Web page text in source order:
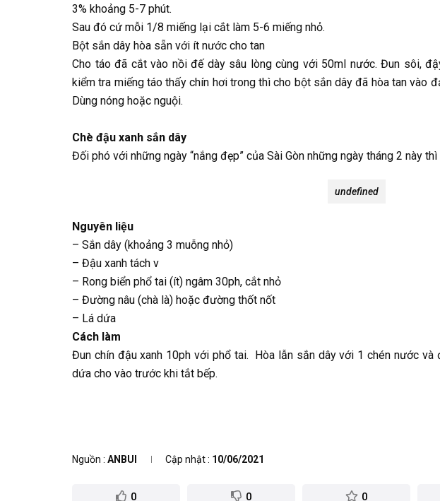
3% khoảng 5-7 phút.
Sau đó cứ mỗi 1/8 miếng lại cắt làm 5-6 miếng nhỏ.
Bột sắn dây hòa sẵn với ít nước cho tan
Cho táo đã cắt vào nồi đế dày sâu lòng cùng với 50ml nước. Đun sôi,
kiểm tra miếng táo thấy chín hơi trong thì cho bột sắn dây đã hòa tan vào
Dùng nóng hoặc nguội.
Chè đậu xanh sắn dây
Đối phó với những ngày “nắng đẹp” của Sài Gòn những ngày tháng 2 này